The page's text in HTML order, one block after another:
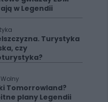
w Legendii
Turystyka
czy
Tomorrowland?
plany Legendii